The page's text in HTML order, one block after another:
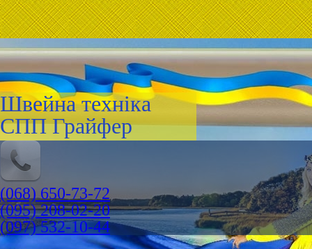
Швейна техніка
СПП Грайфер
(068) 650-73-72
(095) 208-02-20
(097) 532-10-44